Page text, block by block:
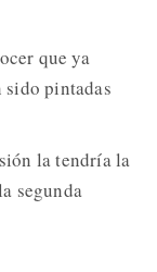
que ya
sido pintadas
la tendría la
segunda